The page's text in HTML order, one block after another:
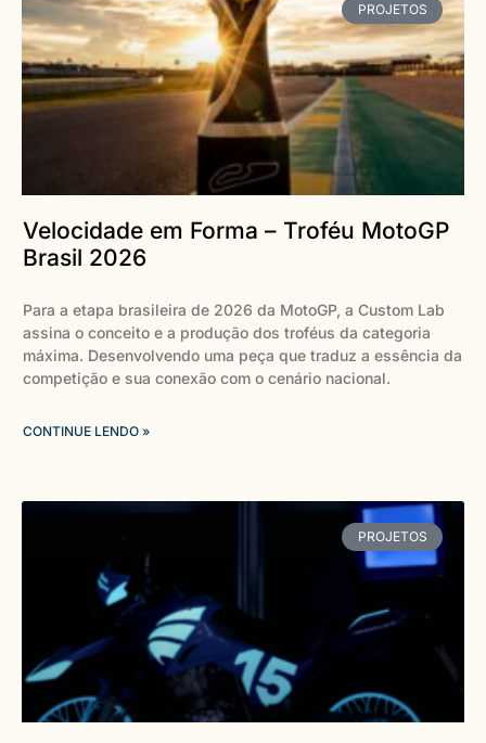
PROJETOS
Velocidade em Forma – Troféu MotoGP
Brasil 2026
Para a etapa brasileira de 2026 da MotoGP, a Custom Lab
assina o conceito e a produção dos troféus da categoria
máxima. Desenvolvendo uma peça que traduz a essência da
competição e sua conexão com o cenário nacional.
CONTINUE LENDO »
PROJETOS